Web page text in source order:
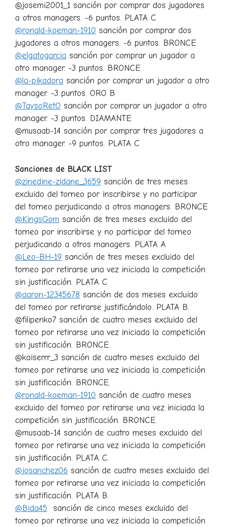
@josemi2001_1 sanción por comprar dos jugadores
a otros managers. -6 puntos. PLATA C
@ronald-koeman-1910 sanción por comprar dos
jugadores a otros managers. -6 puntos. BRONCE
@elgatogarcia sanción por comprar un jugador a
otro manager. -3 puntos. BRONCE
@la-pikadora sanción por comprar un jugador a otro
manager. -3 puntos. ORO B
@TaysoRetO sanción por comprar un jugador a otro
manager. -3 puntos. DIAMANTE
@musaab-14 sanción por comprar tres jugadores a
otro manager. -9 puntos. PLATA C
Sanciones de BLACK LIST
@zinedine-zidane_3659 sanción de tres meses
excluido del torneo por inscribirse y no participar
del torneo perjudicando a otros managers. BRONCE
@KingsGom sanción de tres meses excluido del
torneo por inscribirse y no participar del torneo
perjudicando a otros managers. PLATA A
@Leo-BH-19 sanción de tres meses excluido del
torneo por retirarse una vez iniciada la competición
sin justificación. PLATA C
@aaron-12345678 sanción de dos meses excluido
del torneo por retirarse justificándolo. PLATA B.
@filipenko7 sanción de cuatro meses excluido del
torneo por retirarse una vez iniciada la competición
sin justificación. BRONCE.
@kaiserrr_3 sanción de cuatro meses excluido del
torneo por retirarse una vez iniciada la competición
sin justificación. BRONCE.
@ronald-koeman-1910 sanción de cuatro meses
excluido del torneo por retirarse una vez iniciada la
competición sin justificación. BRONCE.
@musaab-14 sanción de cuatro meses excluido del
torneo por retirarse una vez iniciada la competición
sin justificación. PLATA C.
@josanchez06 sanción de cuatro meses excluido del
torneo por retirarse una vez iniciada la competición
sin justificación. PLATA B.
@Bida45 sanción de cinco meses excluido del
torneo por retirarse una vez iniciada la competición